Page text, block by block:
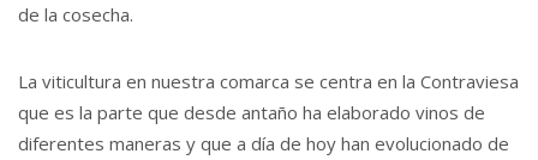
de la cosecha.
La viticultura en nuestra comarca se centra en la Contraviesa
que es la parte que desde antaño ha elaborado vinos de
diferentes maneras y que a día de hoy han evolucionado de